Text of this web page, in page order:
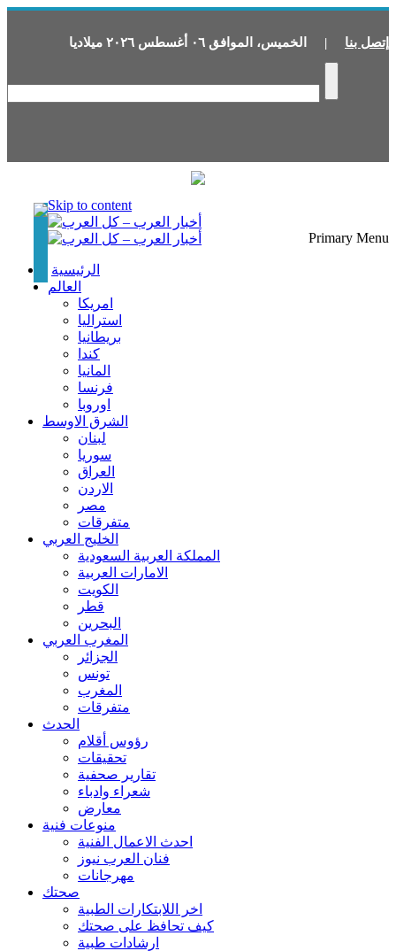
إتصل بنا | الخميس، الموافق ٠٦ أغسطس ٢٠٢٦ ميلاديا
Skip to content
Primary Menu
الرئيسية
العالم
امريكا
استراليا
بريطانيا
كندا
المانيا
فرنسا
اوروبا
الشرق الاوسط
لبنان
سوريا
العراق
الاردن
مصر
متفرقات
الخليج العربي
المملكة العربية السعودية
الامارات العربية
الكويت
قطر
البحرين
المغرب العربي
الجزائر
تونس
المغرب
متفرقات
الحدث
رؤوس أقلام
تحقيقات
تقارير صحفية
شعراء وادباء
معارض
منوعات فنية
احدث الاعمال الفنية
فنان العرب نيوز
مهرجانات
صحتك
اخر اللابتكارات الطبية
كيف تحافظ على صحتك
ارشادات طبية